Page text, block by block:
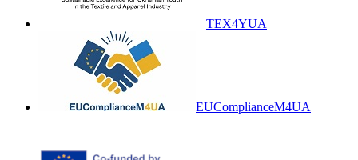
TEX4YUA
EUComplianceM4UA